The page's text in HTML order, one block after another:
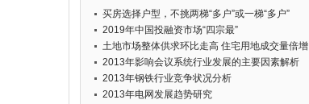
买房选择户型，不挑两梯“多户”或一梯“多户”
2019年中国投融资市场“四宗最”
土地市场整体供求环比走高 住宅用地成交量倍增
2013年影响会议系统行业发展的主要因素解析
2013年钢铁行业竞争状况分析
2013年电网发展趋势研究